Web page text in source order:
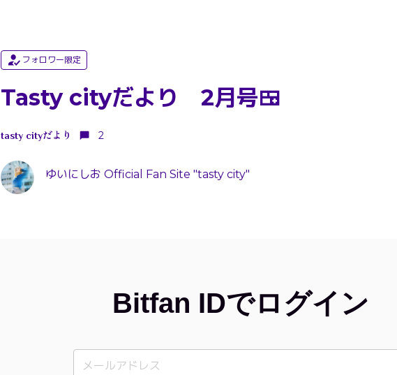
フォロワー限定
Tasty cityだより 2月号🍱
tasty cityだより 2
ゆいにしお Official Fan Site "tasty city"
Bitfan IDでログイン